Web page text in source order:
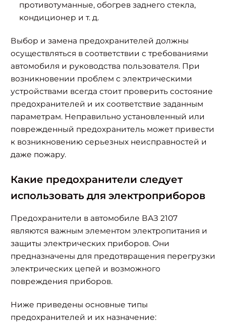
противотуманные, обогрев заднего стекла,
кондиционер и т. д.
Выбор и замена предохранителей должны
осуществляться в соответствии с требованиями
автомобиля и руководства пользователя. При
возникновении проблем с электрическими
устройствами всегда стоит проверить состояние
предохранителей и их соответствие заданным
параметрам. Неправильно установленный или
поврежденный предохранитель может привести
к возникновению серьезных неисправностей и
даже пожару.
Какие предохранители следует
использовать для электроприборов
Предохранители в автомобиле ВАЗ 2107
являются важным элементом электропитания и
защиты электрических приборов. Они
предназначены для предотвращения перегрузки
электрических цепей и возможного
повреждения приборов.
Ниже приведены основные типы
предохранителей и их назначение: